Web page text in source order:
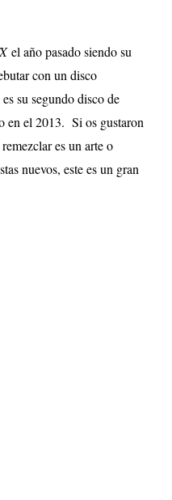
el año pasado siendo su
con un disco
es su segundo disco de
en el 2013. Si os gustaron
es un arte o
nuevos, este es un gran